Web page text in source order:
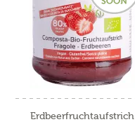
Erdbeerfruchtaufstrich